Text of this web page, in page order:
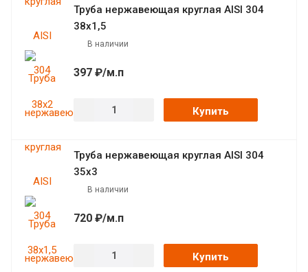
Труба нержавеющая круглая AISI 304
38х1,5
В наличии
397 ₽/м.п
Купить
Труба нержавеющая круглая AISI 304
35х3
В наличии
720 ₽/м.п
Купить